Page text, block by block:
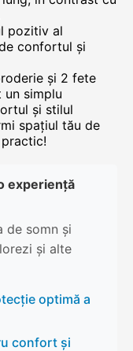
pozitiv al
confortul și
și 2 fete
simplu
și stilul
spațiul tău de
experiență
de somn și
și alte
optimă a
confort și